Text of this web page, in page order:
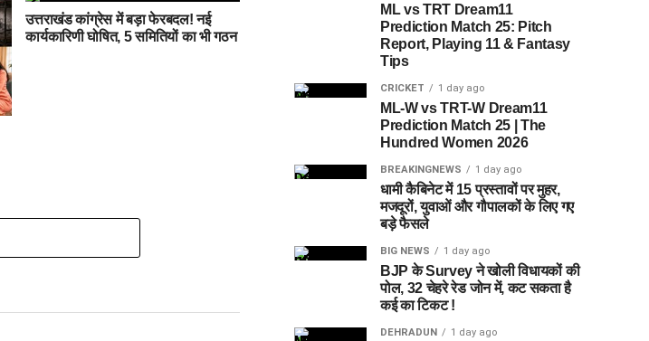
उत्तराखंड कांग्रेस में बड़ा फेरबदल! नई
कार्यकारिणी घोषित, 5 समितियों का भी गठन
ML vs TRT Dream11
Prediction Match 25: Pitch
Report, Playing 11 & Fantasy
Tips
CRICKET 1 day ago
ML-W vs TRT-W Dream11
Prediction Match 25 | The
Hundred Women 2026
BREAKINGNEWS 1 day ago
धामी कैबिनेट में 15 प्रस्तावों पर मुहर,
मजदूरों, युवाओं और गौपालकों के लिए गए
बड़े फैसले
BIG NEWS 1 day ago
BJP के Survey ने खोली विधायकों की
पोल, 32 चेहरे रेड जोन में, कट सकता है
कई का टिकट !
DEHRADUN 1 day ago